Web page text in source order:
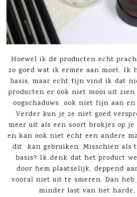
Hoewel ik de producten echt
zo goed wat ik ermee aan moet. Ik
basis, maar echt fijn vind ik dat
producten er ook niet mooi uit zien
oogschaduws ook niet fijn aan en
Verder kun je ze niet goed
meer uit als een soort brokjes op
en kan ook niet echt een andere
dit kan gebruiken. Misschien als
basis? Ik denk dat het product
door hem plaatselijk, deppend
vooral niet uit te smeren. Dan
minder last van het harde,